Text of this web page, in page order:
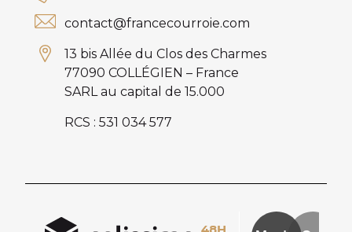
contact@francecourroie.com
13 bis Allée du Clos des Charmes
77090 COLLÉGIEN – France
SARL au capital de 15.000
RCS : 531 034 577